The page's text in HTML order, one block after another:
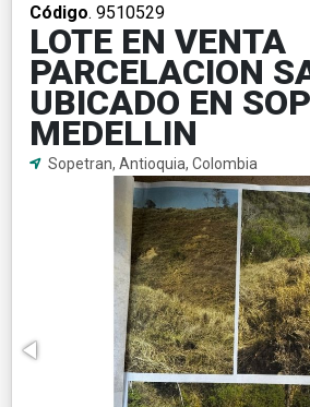
Código. 9510529
LOTE EN VENTA
PARCELACION
UBICADO EN
MEDELLIN
Sopetran, Antioquia, Colombia